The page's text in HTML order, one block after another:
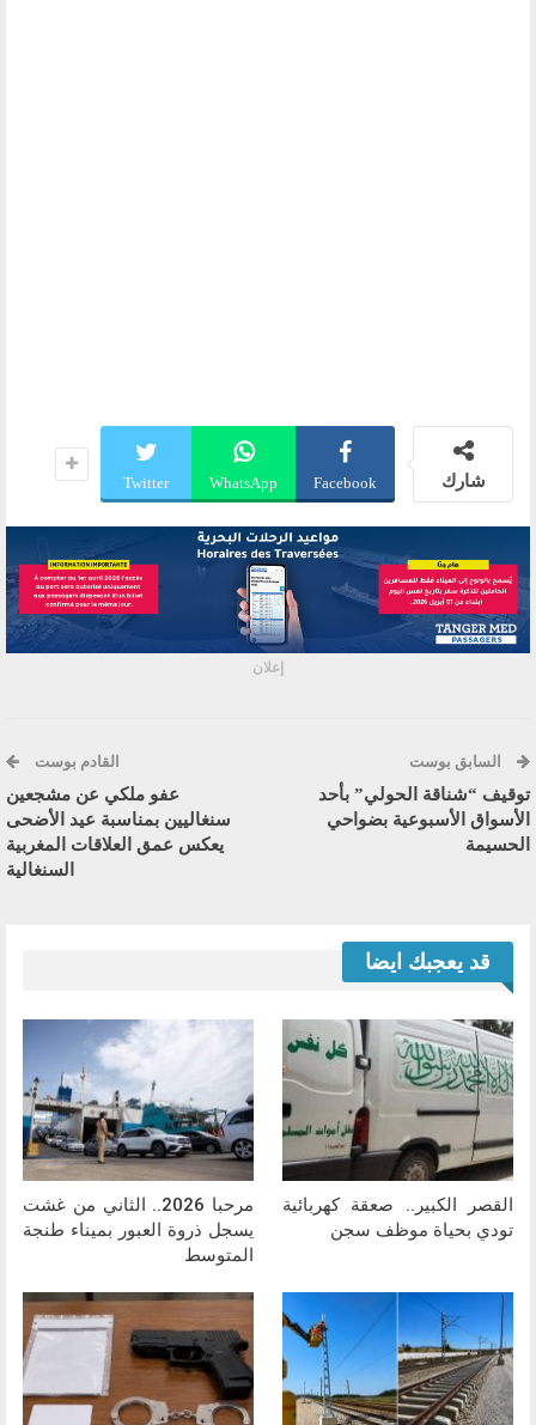
شارك Facebook
WhatsApp
Twitter
إعلان
السابق بوست
توقيف “شناقة الحولي” بأحد
الأسواق الأسبوعية بضواحي
الحسيمة
القادم بوست
عفو ملكي عن مشجعين
سنغاليين بمناسبة عيد الأضحى
يعكس عمق العلاقات المغربية
السنغالية
قد يعجبك ايضا
القصر الكبير.. صعقة كهربائية
تودي بحياة موظف سجن
مرحبا 2026.. الثاني من غشت
يسجل ذروة العبور بميناء طنجة
المتوسط